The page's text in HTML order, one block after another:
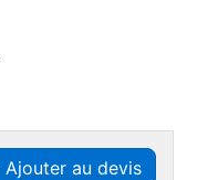
Ajouter au devis